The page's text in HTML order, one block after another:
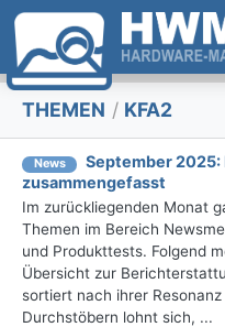
THEMEN / KFA2
News
September
zusammengefasst
Im zurückliegenden Monat
Themen im Bereich
und Produkttests. Folgend
Übersicht zur
sortiert nach ihrer
Durchstöbern lohnt sich, ...